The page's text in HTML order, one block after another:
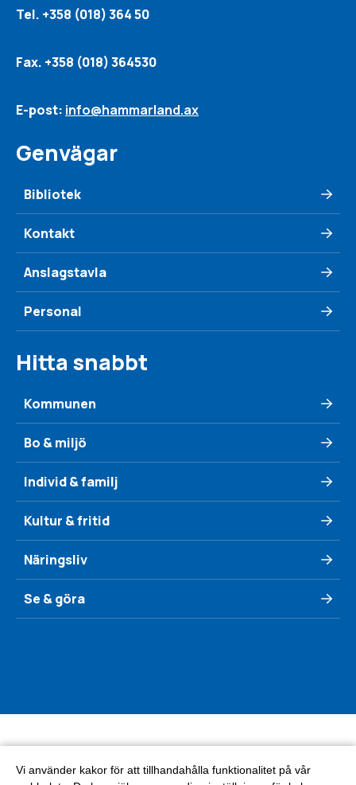
Tel. +358 (018) 364 50
Fax. +358 (018) 364530
E-post: info@hammarland.ax
Genvägar
Bibliotek
Kontakt
Anslagstavla
Personal
Hitta snabbt
Kommunen
Bo & miljö
Individ & familj
Kultur & fritid
Näringsliv
Se & göra
Vi använder kakor för att tillhandahålla funktionalitet på vår